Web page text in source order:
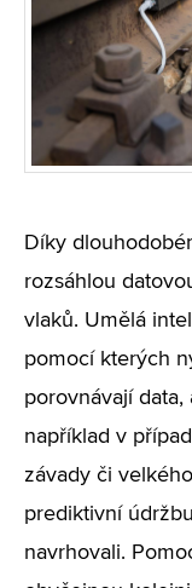
Díky
rozsáhlou
vlaků. Umělá
pomocí kterých
porovnávají
například v
závady či
prediktivní
navrhovali.